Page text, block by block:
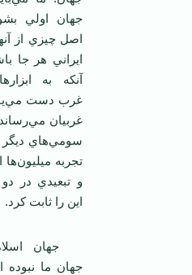
جهان اولي
اصل چيزي از
ايراني هر جا
آنکه به
غرب دست
غربيان
سومي‌هاي ديگر
تجربه ميليون‌ها
و تبعيدي در
اين را ثابت کرد.
جهان
جهان ما نبوده